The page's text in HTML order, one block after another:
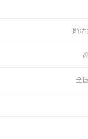
婚活
全